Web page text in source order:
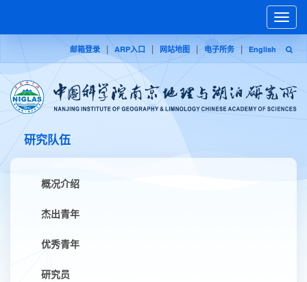
邮箱登录 | ARP入口 | 网站地图 | 电子所务 | English
Toggle
研究队伍
概况介绍
杰出青年
优秀青年
研究员